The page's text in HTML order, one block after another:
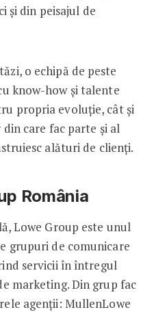
și din peisajul de
o echipă de peste
know-how și talente
propria evoluție, cât și
care fac parte și al
alături de clienți.
România
Lowe Group este unul
grupuri de comunicare
servicii în întregul
marketing. Din grup fac
agenții: MullenLowe